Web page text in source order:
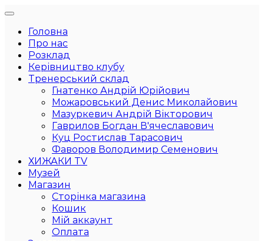
Головна
Про нас
Розклад
Керівництво клубу
Тренерський склад
Гнатенко Андрій Юрійович
Можаровський Денис Миколайович
Мазуркевич Андрій Вікторович
Гаврилов Богдан В'ячеславович
Куц Ростислав Тарасович
Фаворов Володимир Семенович
ХИЖАКИ TV
Музей
Магазин
Сторінка магазина
Кошик
Мій аккаунт
Оплата